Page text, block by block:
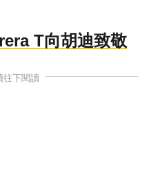
T向胡迪致敬
往下閱讀